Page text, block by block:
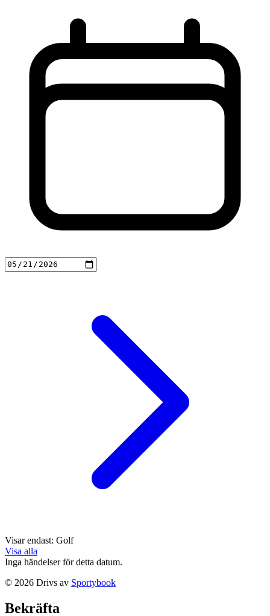
Visar endast: Golf
Visa alla
Inga händelser för detta datum.
© 2026 Drivs av Sportybook
Bekräfta